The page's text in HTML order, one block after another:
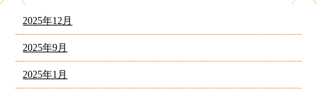
2025年12月
2025年9月
2025年1月